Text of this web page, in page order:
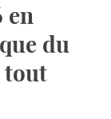
en
du
tout